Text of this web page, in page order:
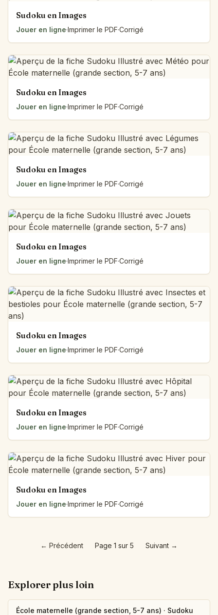
Sudoku en Images
Jouer en ligne·Imprimer le PDF·Corrigé
Sudoku en Images
Jouer en ligne·Imprimer le PDF·Corrigé
Sudoku en Images
Jouer en ligne·Imprimer le PDF·Corrigé
Sudoku en Images
Jouer en ligne·Imprimer le PDF·Corrigé
Sudoku en Images
Jouer en ligne·Imprimer le PDF·Corrigé
Sudoku en Images
Jouer en ligne·Imprimer le PDF·Corrigé
Sudoku en Images
Jouer en ligne·Imprimer le PDF·Corrigé
← Précédent Page 1 sur 5 Suivant →
Explorer plus loin
École maternelle (grande section, 5-7 ans) · Sudoku